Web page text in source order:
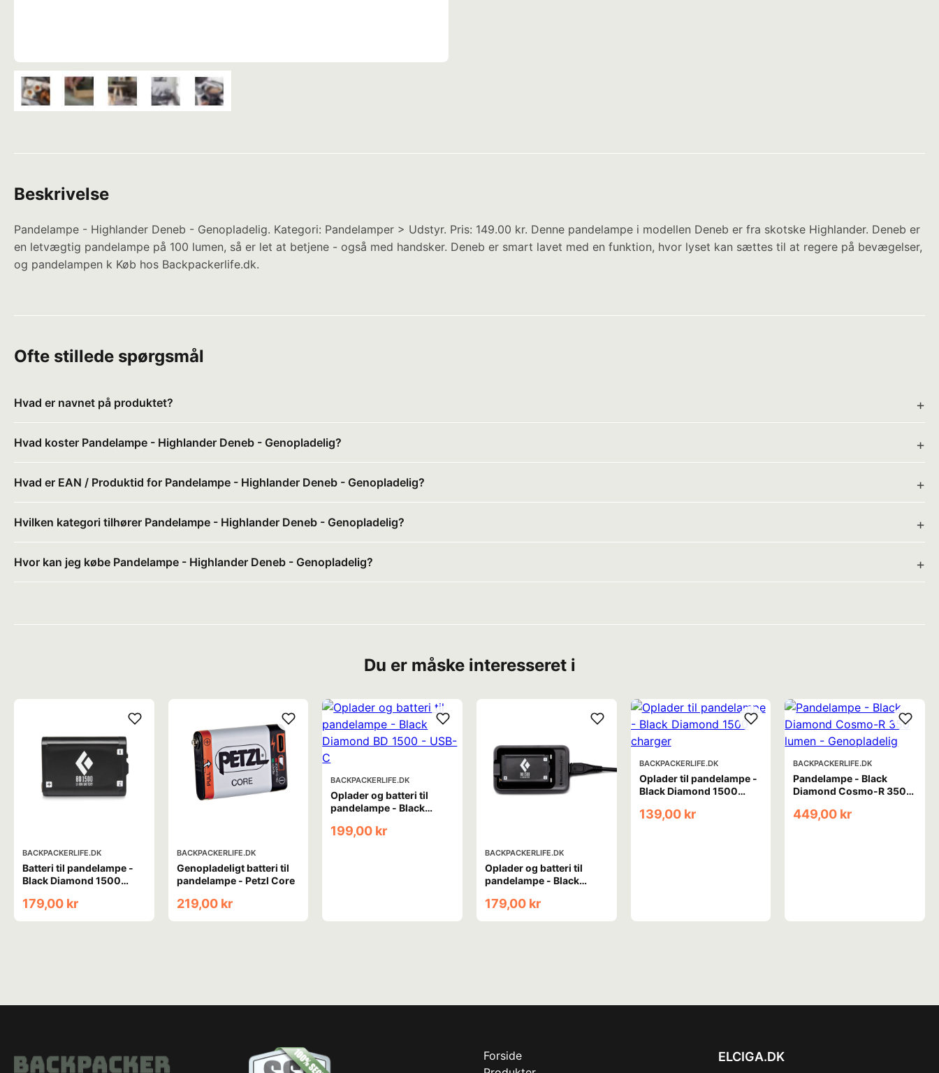
Beskrivelse
Pandelampe - Highlander Deneb - Genopladelig. Kategori: Pandelamper > Udstyr. Pris: 149.00 kr. Denne pandelampe i modellen Deneb er fra skotske Highlander. Deneb er
en letvægtig pandelampe på 100 lumen, så er let at betjene - også med handsker. Deneb er smart lavet med en funktion, hvor lyset kan sættes til at regere på bevægelser,
og pandelampen k Køb hos Backpackerlife.dk.
Ofte stillede spørgsmål
Hvad er navnet på produktet?
Hvad koster Pandelampe - Highlander Deneb - Genopladelig?
Hvad er EAN / Produktid for Pandelampe - Highlander Deneb - Genopladelig?
Hvilken kategori tilhører Pandelampe - Highlander Deneb - Genopladelig?
Hvor kan jeg købe Pandelampe - Highlander Deneb - Genopladelig?
Du er måske interesseret i
BACKPACKERLIFE.DK
Batteri til pandelampe -
Black Diamond 1500
179,00 kr
BACKPACKERLIFE.DK
Genopladeligt batteri til
pandelampe - Petzl Core
219,00 kr
BACKPACKERLIFE.DK
Oplader og batteri til
pandelampe - Black
C
199,00 kr
BACKPACKERLIFE.DK
Oplader og batteri til
pandelampe - Black
& charger
179,00 kr
BACKPACKERLIFE.DK
Oplader til pandelampe -
Black Diamond 1500
139,00 kr
BACKPACKERLIFE.DK
Pandelampe - Black
Diamond Cosmo-R 350
449,00 kr
Forside
ELCIGA.DK